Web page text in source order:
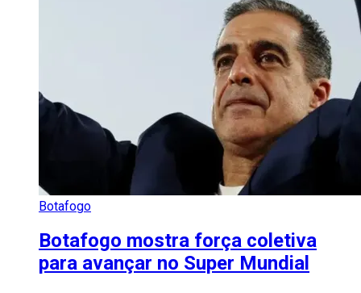
Botafogo
Botafogo mostra força coletiva
para avançar no Super Mundial